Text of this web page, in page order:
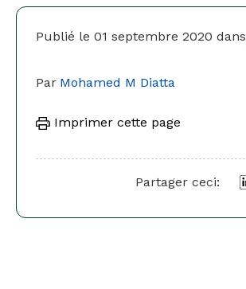
Publié le 01 septembre 2020 dans
Par Mohamed M Diatta
Imprimer cette page
Partager ceci: